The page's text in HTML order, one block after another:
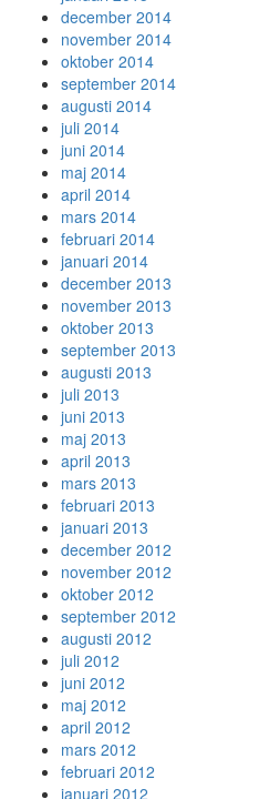
december 2014
november 2014
oktober 2014
september 2014
augusti 2014
juli 2014
juni 2014
maj 2014
april 2014
mars 2014
februari 2014
januari 2014
december 2013
november 2013
oktober 2013
september 2013
augusti 2013
juli 2013
juni 2013
maj 2013
april 2013
mars 2013
februari 2013
januari 2013
december 2012
november 2012
oktober 2012
september 2012
augusti 2012
juli 2012
juni 2012
maj 2012
april 2012
mars 2012
februari 2012
januari 2012